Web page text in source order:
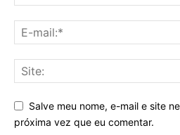
Salve meu nome, e-mail e site
próxima vez que eu comentar.